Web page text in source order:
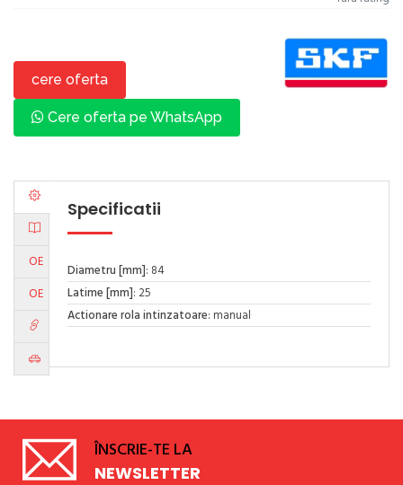
cere oferta
Cere oferta pe WhatsApp
OE
OE
Specificatii
Diametru [mm]: 84
Latime [mm]: 25
Actionare rola intinzatoare: manual
ÎNSCRIE-TE LA
NEWSLETTER